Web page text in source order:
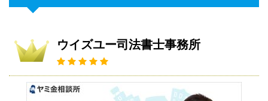
ウイズユー司法書士事務所